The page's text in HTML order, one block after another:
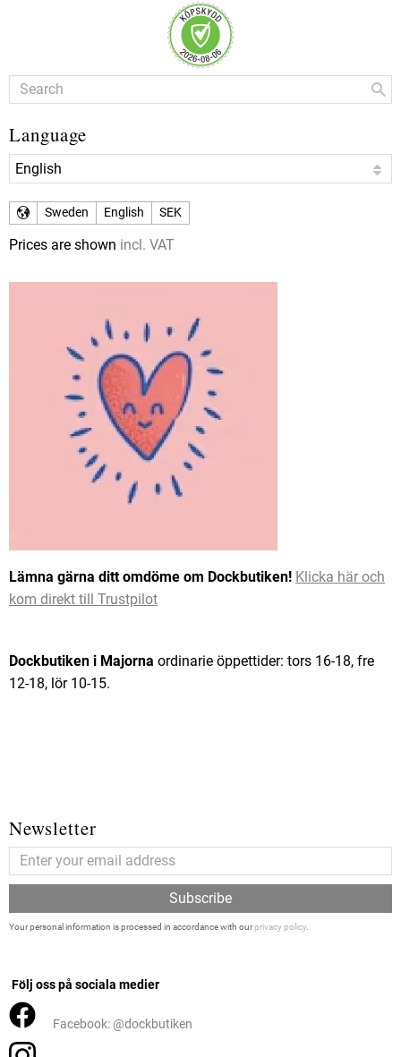
Language
Sweden English SEK
Prices are shown incl. VAT
Lämna gärna ditt omdöme om Dockbutiken! Klicka här och
kom direkt till Trustpilot
Dockbutiken i Majorna ordinarie öppettider: tors 16-18, fre
12-18, lör 10-15.
Newsletter
Subscribe
Your personal information is processed in accordance with ourprivacy policy.
Följ oss på sociala medier
Facebook: @dockbutiken